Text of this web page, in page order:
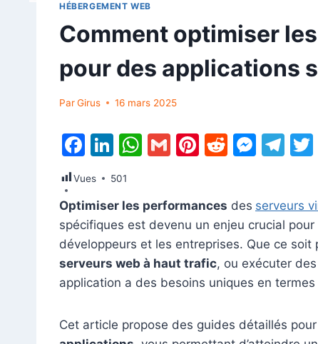
HÉBERGEMENT WEB
Comment optimiser
pour des applications
ParGirus 16 mars 2025
F
c
e
b
o
o
Li
n
k
e
dI
n
W
s
A
p
p
G
l
Pi
e
st
R
di
t
M
s
e
n
g
T
gr
a
m
Vues 501
Optimiser les performances des serveurs
spécifiques est devenu un enjeu crucial pour
développeurs et les entreprises. Que ce soit
serveurs web à haut trafic, ou exécuter
application a des besoins uniques en
Cet article propose des guides détaillés